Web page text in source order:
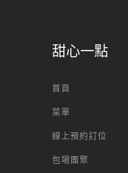
甜心一點
首頁
菜單
線上預約訂位
包場團聚